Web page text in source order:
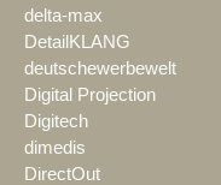
delta-max
DetailKLANG
deutschewerbewelt
Digital Projection
Digitech
dimedis
DirectOut